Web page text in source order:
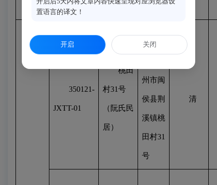
334号
350121-
JXTT-01
桃田
村31号
（阮氏民
居）
州市闽
侯县荆
溪镇桃
田村31
号
清
置语言的译文！
开启 关闭